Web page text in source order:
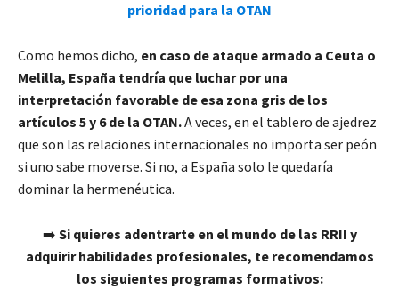
prioridad para la OTAN
Como hemos dicho, en caso de ataque armado a Ceuta o
Melilla, España tendría que luchar por una
interpretación favorable de esa zona gris de los
artículos 5 y 6 de la OTAN.A veces, en el tablero de ajedrez
que son las relaciones internacionales no importa ser peón
si uno sabe moverse. Si no, a España solo le quedaría
dominar la hermenéutica.
➡️ Si quieres adentrarte en el mundo de las RRII y
adquirir habilidades profesionales, te recomendamos
los siguientes programas formativos: